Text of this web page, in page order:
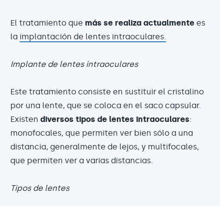
El tratamiento que más se realiza actualmente es
la implantación de lentes intraoculares.
Implante de lentes intraoculares
Este tratamiento consiste en sustituir el cristalino
por una lente, que se coloca en el saco capsular.
Existen diversos tipos de lentes intraoculares:
monofocales, que permiten ver bien sólo a una
distancia, generalmente de lejos, y multifocales,
que permiten ver a varias distancias.
Tipos de lentes